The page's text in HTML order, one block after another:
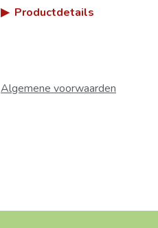
▶ Productdetails
Algemene voorwaarden